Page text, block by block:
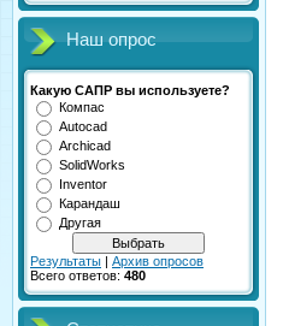
Наш опрос
Какую САПР вы используете?
Компас
Autocad
Archicad
SolidWorks
Inventor
Карандаш
Другая
Результаты | Архив опросов
Всего ответов: 480